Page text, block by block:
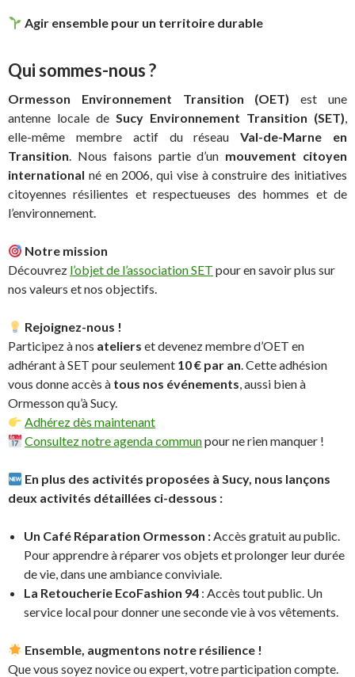
Agir ensemble pour un territoire durable
Qui sommes-nous ?
Ormesson Environnement Transition (OET) est une
antenne locale de Sucy Environnement Transition (SET),
elle-même membre actif du réseauVal-de-Marne en
Transition. Nous faisons partie d’un mouvement citoyen
international né en 2006, qui vise à construire des initiatives
citoyennes résilientes et respectueuses des hommes et de
l’environnement.
Notre mission
Découvrez l’objet de l’association SET pour en savoir plus sur
nos valeurs et nos objectifs.
Rejoignez-nous !
Participez à nos ateliers et devenez membre d’OET en
adhérant à SET pour seulement 10 € par an. Cette adhésion
vous donne accès à tous nos événements, aussi bien à
Ormesson qu’à Sucy.
Adhérez dès maintenant
Consultez notre agenda communpour ne rien manquer !
En plus des activités proposées à Sucy, nous lançons
deux activités détaillées ci-dessous :
Un Café Réparation Ormesson :Accès gratuit au public.
Pour apprendre à réparer vos objets et prolonger leur durée
de vie, dans une ambiance conviviale.
La Retoucherie EcoFashion 94 : Accès tout public. Un
service local pour donner une seconde vie à vos vêtements.
Ensemble, augmentons notre résilience !
Que vous soyez novice ou expert, votre participation compte.